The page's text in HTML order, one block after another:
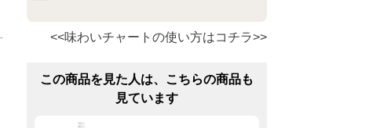
<<味わいチャートの使い方はコチラ>>
この商品を見た人は、こちらの商品も
見ています